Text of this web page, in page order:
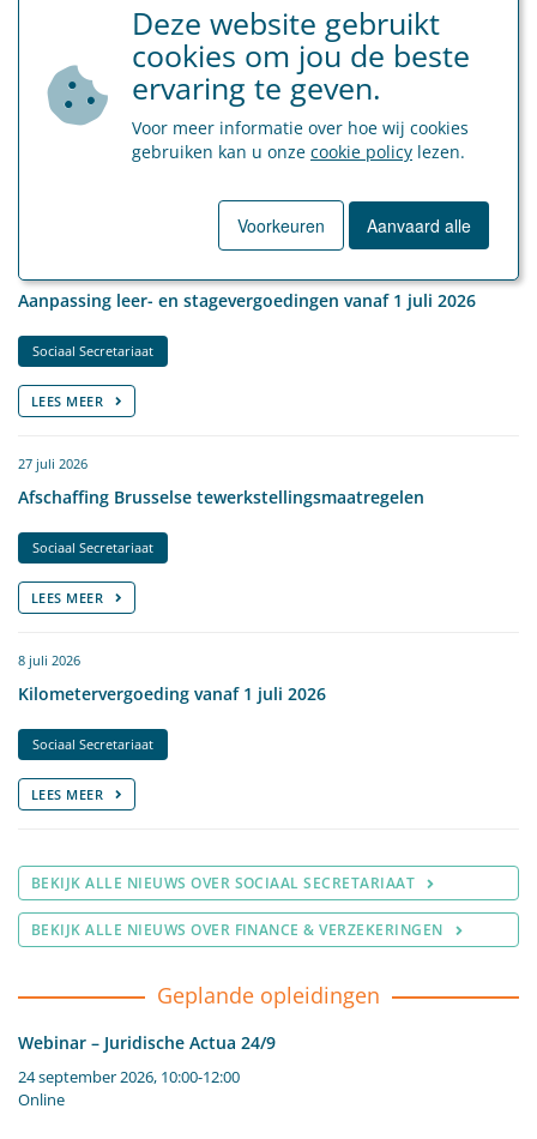
Charlotte Dewamme
charlotte.dewamme@besox.be
051 15 26 31
Laatste nieuws
Aanpassing leer- en stagevergoedingen vanaf 1 juli 2026
Sociaal Secretariaat
LEES MEER
27 juli 2026
Afschaffing Brusselse tewerkstellingsmaatregelen
Sociaal Secretariaat
LEES MEER
8 juli 2026
Kilometervergoeding vanaf 1 juli 2026
Sociaal Secretariaat
LEES MEER
BEKIJK ALLE NIEUWS OVER SOCIAAL SECRETARIAAT
BEKIJK ALLE NIEUWS OVER FINANCE & VERZEKERINGEN
Geplande opleidingen
Webinar – Juridische Actua 24/9
24 september 2026, 10:00-12:00
Online
Deze website gebruikt
cookies om jou de beste
ervaring te geven.
Voor meer informatie over hoe wij cookies
gebruiken kan u onze cookie policy lezen.
Voorkeuren Aanvaard alle